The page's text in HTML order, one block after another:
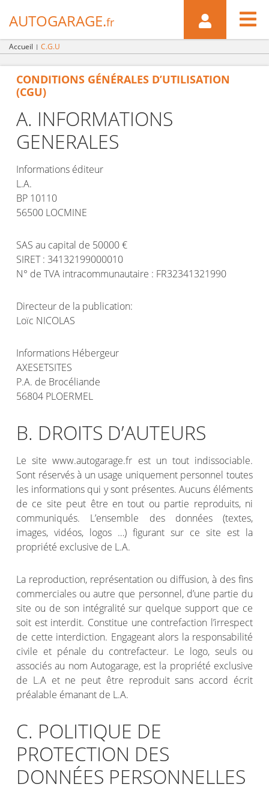
AUTOGARAGE.fr 
Accueil C.G.U
CONDITIONS GÉNÉRALES D’UTILISATION
(CGU)
A. INFORMATIONS
GENERALES
Informations éditeur
L.A.
BP 10110
56500 LOCMINE
SAS au capital de 50000 €
SIRET : 34132199000010
N° de TVA intracommunautaire : FR32341321990
Directeur de la publication:
Loïc NICOLAS
Informations Hébergeur
AXESETSITES
P.A. de Brocéliande
56804 PLOERMEL
B. DROITS D’AUTEURS
Le site www.autogarage.fr est un tout indissociable.
Sont réservés à un usage uniquement personnel toutes
les informations qui y sont présentes. Aucuns éléments
de ce site peut être en tout ou partie reproduits, ni
communiqués. L’ensemble des données (textes,
images, vidéos, logos …) figurant sur ce site est la
propriété exclusive de L.A.
La reproduction, représentation ou diffusion, à des fins
commerciales ou autre que personnel, d’une partie du
site ou de son intégralité sur quelque support que ce
soit est interdit. Constitue une contrefaction l’irrespect
de cette interdiction. Engageant alors la responsabilité
civile et pénale du contrefacteur. Le logo, seuls ou
associés au nom Autogarage, est la propriété exclusive
de L.A et ne peut être reproduit sans accord écrit
préalable émanant de L.A.
C. POLITIQUE DE
PROTECTION DES
DONNÉES PERSONNELLES